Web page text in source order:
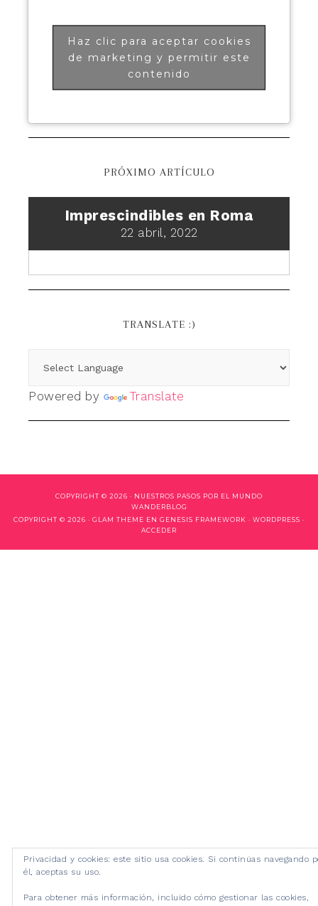
Haz clic para aceptar cookies
de marketing y permitir este
contenido
PRÓXIMO ARTÍCULO
Imprescindibles en Roma
22 abril, 2022
TRANSLATE :)
Powered by Translate
COPYRIGHT © 2026 · NUESTROS PASOS POR EL MUNDO
WANDERBLOG
COPYRIGHT © 2026 · GLAM THEME EN GENESIS FRAMEWORK · WORDPRESS ·
ACCEDER
Privacidad y cookies: este sitio usa cookies. Si continúas navegando
él, aceptas su uso.
Para obtener más información, incluido cómo gestionar las cookies,